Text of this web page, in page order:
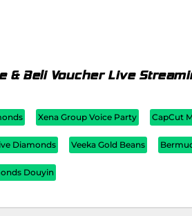
& Beli Voucher Live
Xena Group Voice Party CapCut
Diamonds Veeka Gold Beans
Douyin